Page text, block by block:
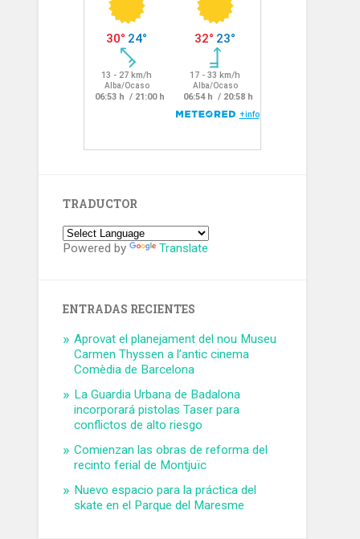
TRADUCTOR
Powered by Translate
ENTRADAS RECIENTES
Aprovat el planejament del nou Museu
Carmen Thyssen a l’antic cinema
Comèdia de Barcelona
La Guardia Urbana de Badalona
incorporará pistolas Taser para
conflictos de alto riesgo
Comienzan las obras de reforma del
recinto ferial de Montjuïc
Nuevo espacio para la práctica del
skate en el Parque del Maresme